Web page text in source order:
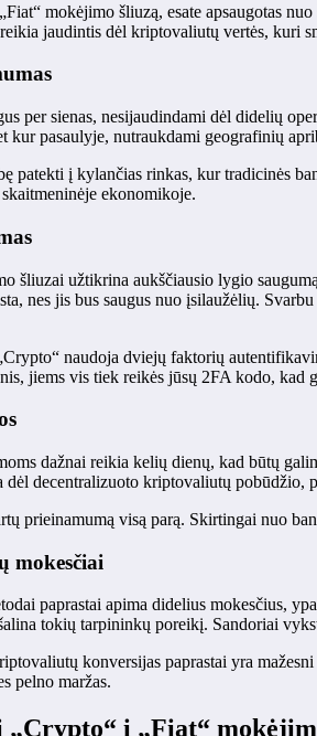
mokėjimo šliuzą, esate apsaugotas
jaudintis dėl kriptovaliutų vertės, kuri
per sienas, nesijaudindami dėl didelių
kur pasaulyje, nutraukdami geografinių
patekti į kylančias rinkas, kur tradicinės
ekonomikoje.
šliuzai užtikrina aukščiausio lygio
nes jis bus saugus nuo įsilaužėlių.
naudoja dviejų faktorių
jiems vis tiek reikės jūsų 2FA kodo, kad
dažnai reikia kelių dienų, kad būtų
dėl decentralizuoto kriptovaliutų pobūdžio,
prieinamumą visą parą. Skirtingai nuo
mokesčiai
paprastai apima didelius mokesčius,
tokių tarpininkų poreikį. Sandoriai
konversijas paprastai yra
pelno maržas.
į „Fiat“